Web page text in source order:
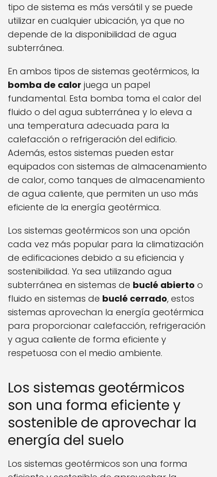
tipo de sistema es más versátil y se puede
utilizar en cualquier ubicación, ya que no
depende de la disponibilidad de agua
subterránea.
En ambos tipos de sistemas geotérmicos, la
bomba de calor juega un papel
fundamental. Esta bomba toma el calor del
fluido o del agua subterránea y lo eleva a
una temperatura adecuada para la
calefacción o refrigeración del edificio.
Además, estos sistemas pueden estar
equipados con sistemas de almacenamiento
de calor, como tanques de almacenamiento
de agua caliente, que permiten un uso más
eficiente de la energía geotérmica.
Los sistemas geotérmicos son una opción
cada vez más popular para la climatización
de edificaciones debido a su eficiencia y
sostenibilidad. Ya sea utilizando agua
subterránea en sistemas de buclé abierto o
fluido en sistemas de buclé cerrado, estos
sistemas aprovechan la energía geotérmica
para proporcionar calefacción, refrigeración
y agua caliente de forma eficiente y
respetuosa con el medio ambiente.
Los sistemas geotérmicos
son una forma eficiente y
sostenible de aprovechar la
energía del suelo
Los sistemas geotérmicos son una forma